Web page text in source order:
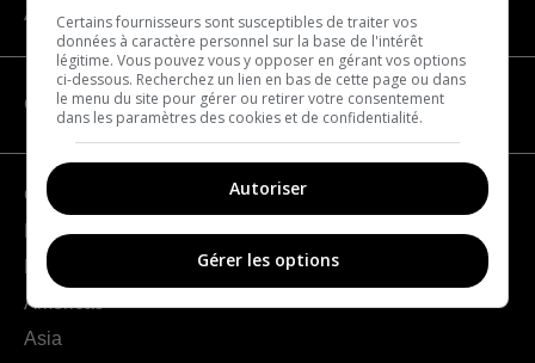
About us
CATEGORIES
Geography
France
Europe
Americas
Asia
Certains fournisseurs sont susceptibles de traiter vos
données à caractère personnel sur la base de l'intérêt
légitime. Vous pouvez vous y opposer en gérant vos options
ci-dessous. Recherchez un lien en bas de cette page ou dans
le menu du site pour gérer ou retirer votre consentement
dans les paramètres des cookies et de confidentialité.
Autoriser
Gérer les options